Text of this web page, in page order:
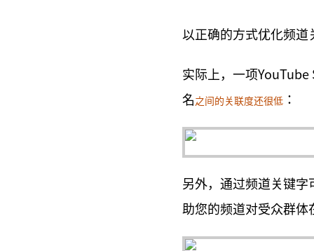
以正确的方式优化频道
实际上，一项YouTube
名 之间的关联度还很低 ：
另外，通过频道关键字
助您的频道对受众群